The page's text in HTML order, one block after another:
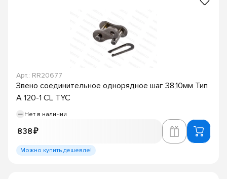
Арт.: RR20677
Звено соединительное однорядное шаг 38,10мм Тип
A 120-1 CL TYC
Нет в наличии
838 ₽
Можно купить дешевле!